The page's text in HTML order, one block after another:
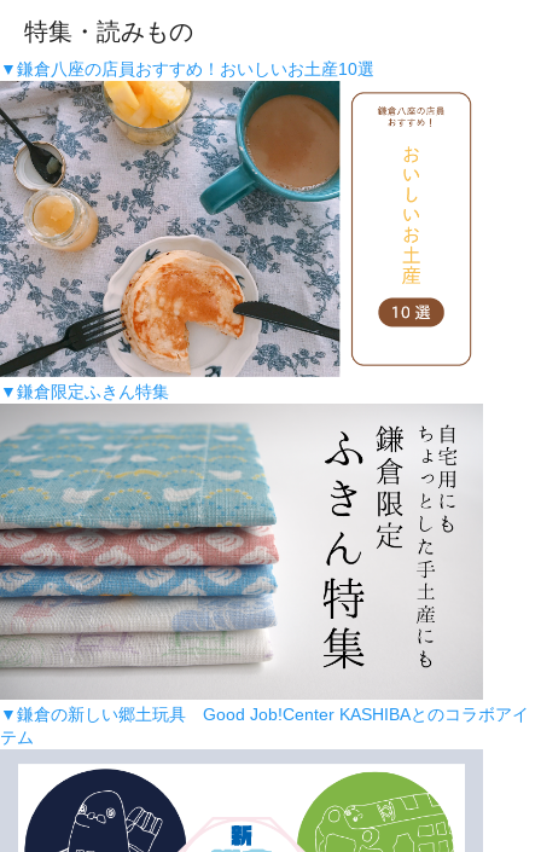
特集・読みもの
▼鎌倉八座の店員おすすめ！おいしいお土産10選
▼鎌倉限定ふきん特集
▼鎌倉の新しい郷土玩具 Good Job!Center KASHIBAとのコラボアイ
テム